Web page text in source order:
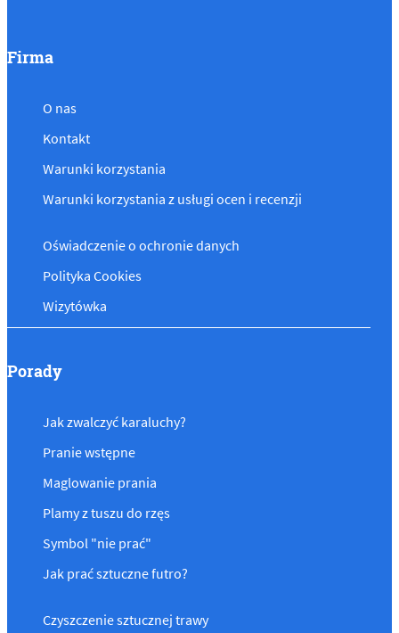
Firma
O nas
Kontakt
Warunki korzystania
Warunki korzystania z usługi ocen i recenzji
Oświadczenie o ochronie danych
Polityka Cookies
Wizytówka
Porady
Jak zwalczyć karaluchy?
Pranie wstępne
Maglowanie prania
Plamy z tuszu do rzęs
Symbol "nie prać"
Jak prać sztuczne futro?
Czyszczenie sztucznej trawy